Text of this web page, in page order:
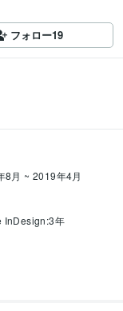
フォロー19
8月 ~ 2019年4月
InDesign:3年